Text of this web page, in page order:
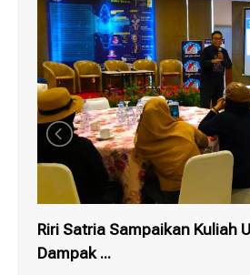
Riri Satria Sampaikan Kuliah
Dampak ...